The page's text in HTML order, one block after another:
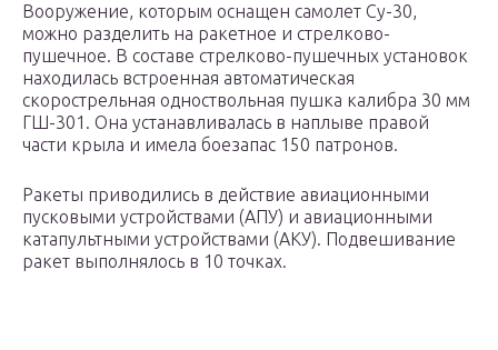
Вооружение, которым оснащен самолет Су-30,
можно разделить на ракетное и стрелково-
пушечное. В составе стрелково-пушечных установок
находилась встроенная автоматическая
скорострельная одноствольная пушка калибра 30 мм
ГШ-301. Она устанавливалась в наплыве правой
части крыла и имела боезапас 150 патронов.
Ракеты приводились в действие авиационными
пусковыми устройствами (АПУ) и авиационными
катапультными устройствами (АКУ). Подвешивание
ракет выполнялось в 10 точках.